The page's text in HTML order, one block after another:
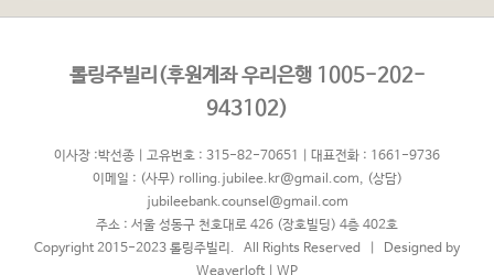
롤링주빌리(후원계좌 우리은행 1005-202-
943102)
이사장 :박선종 | 고유번호 : 315-82-70651 | 대표전화 : 1661-9736
이메일 : (사무) rolling.jubilee.kr@gmail.com, (상담)
jubileebank.counsel@gmail.com
주소 : 서울 성동구 천호대로 426 (장호빌딩) 4층 402호
Copyright 2015-2023 롤링주빌리. All Rights Reserved | Designed by